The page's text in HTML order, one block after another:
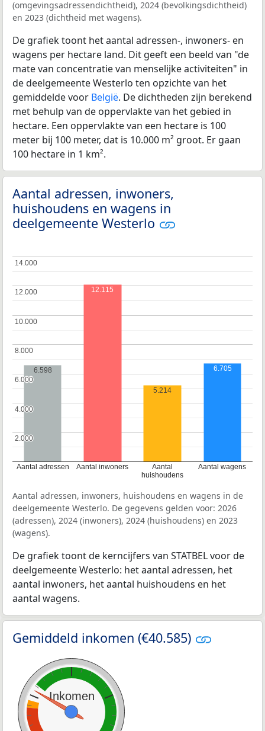
(omgevingsadressendichtheid), 2024 (bevolkingsdichtheid)
en 2023 (dichtheid met wagens).
De grafiek toont het aantal adressen-, inwoners- en
wagens per hectare land. Dit geeft een beeld van "de
mate van concentratie van menselijke activiteiten" in
de deelgemeente Westerlo ten opzichte van het
gemiddelde voor België. De dichtheden zijn berekend
met behulp van de oppervlakte van het gebied in
hectare. Een oppervlakte van een hectare is 100
meter bij 100 meter, dat is 10.000 m² groot. Er gaan
100 hectare in 1 km².
Aantal adressen, inwoners,
huishoudens en wagens in
deelgemeente Westerlo
Aantal adressen Aantal inwoners
Aantal
huishoudens
Aantal wagens
2.000
2.000
4.000
4.000
6.000
6.000
8.000
8.000
10.000
10.000
12.000
12.000
14.000
14.000
6.598
12.115
5.214
6.705
Aantal adressen, inwoners, huishoudens en wagens in de
deelgemeente Westerlo. De gegevens gelden voor: 2026
(adressen), 2024 (inwoners), 2024 (huishoudens) en 2023
(wagens).
De grafiek toont de kerncijfers van STATBEL voor de
deelgemeente Westerlo: het aantal adressen, het
aantal inwoners, het aantal huishoudens en het
aantal wagens.
Gemiddeld inkomen (€40.585)
Inkomen